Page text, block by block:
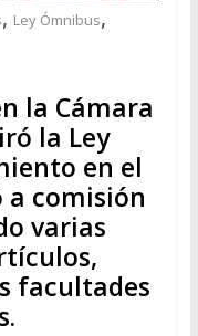
, Ley Ómnibus,
la Cámara
la Ley
en el
a comisión
varias
facultades